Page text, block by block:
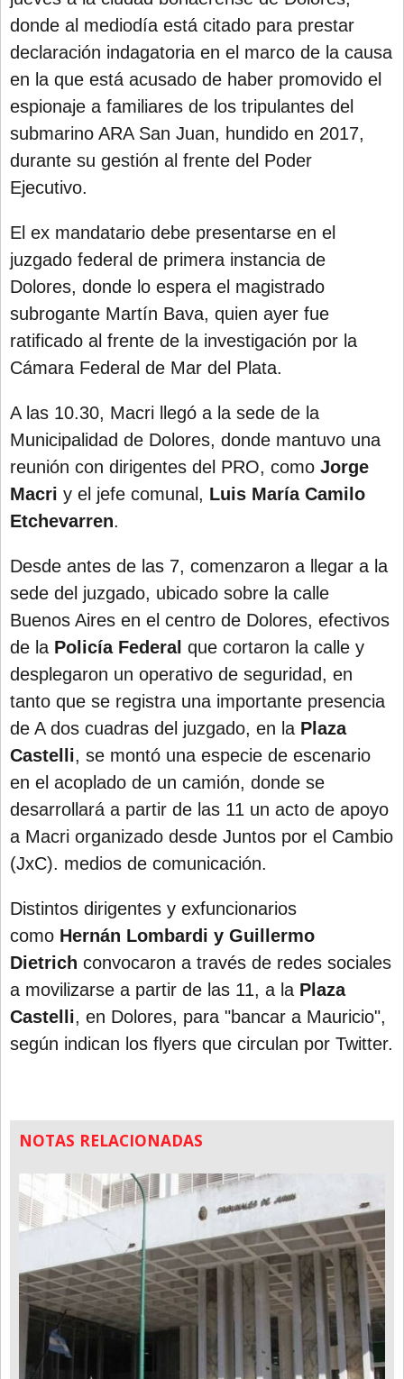
donde al mediodía está citado para prestar
declaración indagatoria en el marco de la causa
en la que está acusado de haber promovido el
espionaje a familiares de los tripulantes del
submarino ARA San Juan, hundido en 2017,
durante su gestión al frente del Poder
Ejecutivo.
El ex mandatario debe presentarse en el
juzgado federal de primera instancia de
Dolores, donde lo espera el magistrado
subrogante Martín Bava, quien ayer fue
ratificado al frente de la investigación por la
Cámara Federal de Mar del Plata.
A las 10.30, Macri llegó a la sede de la
Municipalidad de Dolores, donde mantuvo una
reunión con dirigentes del PRO, como Jorge
Macri y el jefe comunal, Luis María Camilo
Etchevarren.
Desde antes de las 7, comenzaron a llegar a la
sede del juzgado, ubicado sobre la calle
Buenos Aires en el centro de Dolores, efectivos
de la Policía Federal que cortaron la calle y
desplegaron un operativo de seguridad, en
tanto que se registra una importante presencia
de A dos cuadras del juzgado, en la Plaza
Castelli, se montó una especie de escenario
en el acoplado de un camión, donde se
desarrollará a partir de las 11 un acto de apoyo
a Macri organizado desde Juntos por el Cambio
(JxC). medios de comunicación.
Distintos dirigentes y exfuncionarios
como Hernán Lombardi y Guillermo
Dietrich convocaron a través de redes sociales
a movilizarse a partir de las 11, a la Plaza
Castelli, en Dolores, para "bancar a Mauricio",
según indican los flyers que circulan por Twitter.
NOTAS RELACIONADAS